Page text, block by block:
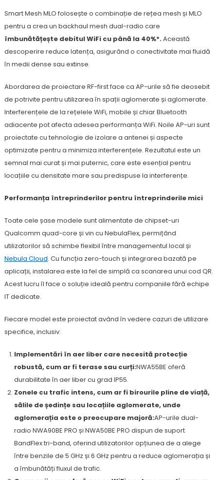
Smart Mesh MLO folosește o combinație de rețea mesh și MLO
pentru a crea un backhaul mesh dual-radio care
îmbunătățește debitul WiFi cu până la 40%*.Această
descoperire reduce latența, asigurând o conectivitate mai fluidă
în medii dense sau extinse.
Abordarea de proiectare RF-first face ca AP-urile să fie deosebit
de potrivite pentru utilizarea în spații aglomerate și aglomerate.
Interferențele de la rețelele WiFi, mobile și chiar Bluetooth
adiacente pot afecta adesea performanța WiFi. Noile AP-uri sunt
proiectate cu tehnologie de izolare a antenei și aspecte
optimizate pentru a minimiza interferențele. Rezultatul este un
semnal mai curat și mai puternic, care este esențial pentru
locațiile cu densitate mare sau predispuse la interferențe.
Performanța întreprinderilor pentru întreprinderile mici
Toate cele șase modele sunt alimentate de chipset-uri
Qualcomm quad-core și vin cu NebulaFlex, permițând
utilizatorilor să schimbe flexibil între managementul local și
Nebula Cloud. Cu funcția zero-touch și integrarea bazată pe
aplicații, instalarea este la fel de simplă ca scanarea unui cod QR.
Acest lucru îl face o soluție ideală pentru companiile fără echipe
IT dedicate.
Fiecare model este proiectat având în vedere cazuri de utilizare
specifice, inclusiv:
Implementări în aer liber care necesită protecție
robustă, cum ar fi terase sau curți:NWA55BE oferă
durabilitate în aer liber cu grad IP55.
Zonele cu trafic intens, cum ar fi birourile pline de viață,
sălile de ședințe sau locațiile aglomerate, unde
aglomerația este o preocupare majoră:AP-urile dual-
radio NWA90BE PRO și NWA50BE PRO dispun de suport
BandFlex tri-band, oferind utilizatorilor opțiunea de a alege
între benzile de 5 GHz și 6 GHz pentru a reduce aglomerația și
a îmbunătăți fluxul de trafic.